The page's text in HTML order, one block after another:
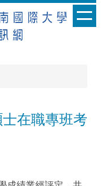
在職專班考